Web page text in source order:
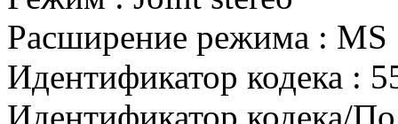
Расширение режима : MS
Идентификатор кодека :